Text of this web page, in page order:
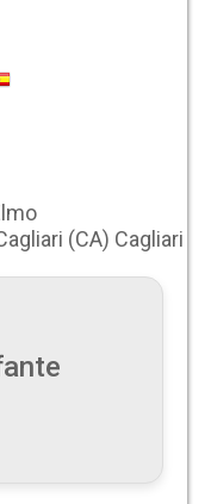
(CA) Cagliari